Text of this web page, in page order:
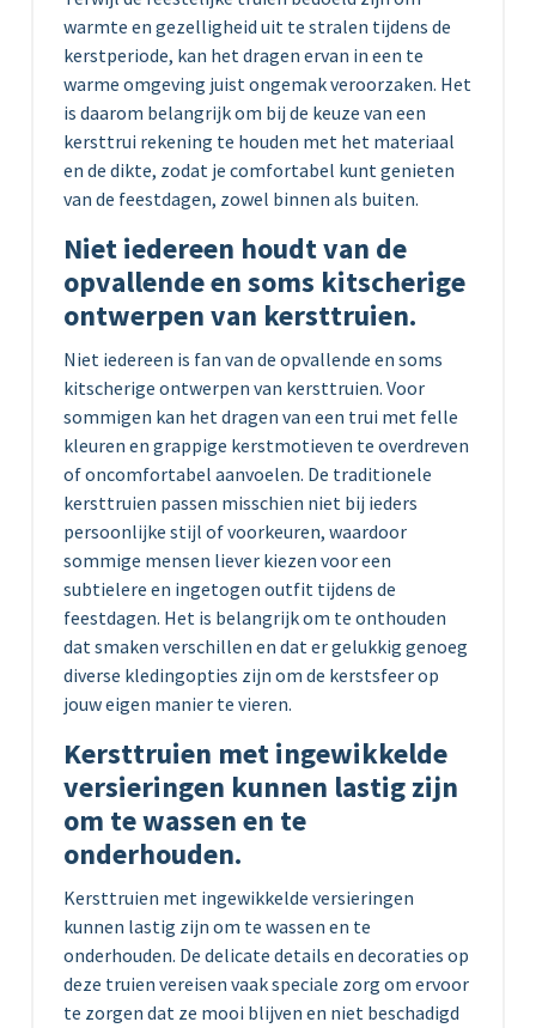
warmte en gezelligheid uit te stralen tijdens de
kerstperiode, kan het dragen ervan in een te
warme omgeving juist ongemak veroorzaken. Het
is daarom belangrijk om bij de keuze van een
kersttrui rekening te houden met het materiaal
en de dikte, zodat je comfortabel kunt genieten
van de feestdagen, zowel binnen als buiten.
Niet iedereen houdt van de
opvallende en soms kitscherige
ontwerpen van kersttruien.
Niet iedereen is fan van de opvallende en soms
kitscherige ontwerpen van kersttruien. Voor
sommigen kan het dragen van een trui met felle
kleuren en grappige kerstmotieven te overdreven
of oncomfortabel aanvoelen. De traditionele
kersttruien passen misschien niet bij ieders
persoonlijke stijl of voorkeuren, waardoor
sommige mensen liever kiezen voor een
subtielere en ingetogen outfit tijdens de
feestdagen. Het is belangrijk om te onthouden
dat smaken verschillen en dat er gelukkig genoeg
diverse kledingopties zijn om de kerstsfeer op
jouw eigen manier te vieren.
Kersttruien met ingewikkelde
versieringen kunnen lastig zijn
om te wassen en te
onderhouden.
Kersttruien met ingewikkelde versieringen
kunnen lastig zijn om te wassen en te
onderhouden. De delicate details en decoraties op
deze truien vereisen vaak speciale zorg om ervoor
te zorgen dat ze mooi blijven en niet beschadigd